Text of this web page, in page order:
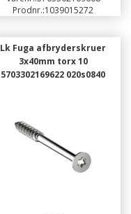
Prodnr.:1039015272
Lk Fuga afbryderskruer
3x40mm torx 10
5703302169622 020s0840